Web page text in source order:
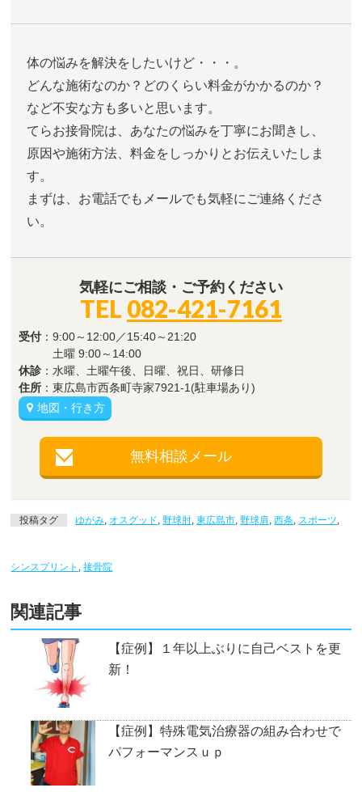
体の悩みを解決をしたいけど・・・。
どんな施術なのか？どのくらい料金がかかるのか？
など不安な方も多いと思います。
てらお接骨院は、あなたの悩みを丁寧にお聞きし、
原因や施術方法、料金をしっかりとお伝えいたしま
す。
まずは、お電話でもメールでも気軽にご連絡くださ
い。
気軽にご相談・ご予約ください
TEL 082-421-7161
受付 ：9:00～12:00／15:40～21:20
土曜 9:00～14:00
休診 ：水曜、土曜午後、日曜、祝日、研修日
住所 ：東広島市西条町寺家7921-1(駐車場あり)
地図・行き方
無料相談メール
投稿タグ ゆがみ オスグッド ,野球肘 ,東広島市 ,野球肩 ,西条 スポーツ
シンスプリント ,接骨院
関連記事
【症例】１年以上ぶりに自己ベストを更
新！
【症例】特殊電気治療器の組み合わせで
パフォーマンスｕｐ